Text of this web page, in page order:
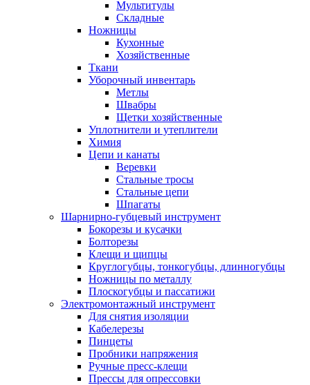
Мультитулы
Складные
Ножницы
Кухонные
Хозяйственные
Ткани
Уборочный инвентарь
Метлы
Швабры
Щетки хозяйственные
Уплотнители и утеплители
Химия
Цепи и канаты
Веревки
Стальные тросы
Стальные цепи
Шпагаты
Шарнирно-губцевый инструмент
Бокорезы и кусачки
Болторезы
Клещи и щипцы
Круглогубцы, тонкогубцы, длинногубцы
Ножницы по металлу
Плоскогубцы и пассатижи
Электромонтажный инструмент
Для снятия изоляции
Кабелерезы
Пинцеты
Пробники напряжения
Ручные пресс-клещи
Прессы для опрессовки